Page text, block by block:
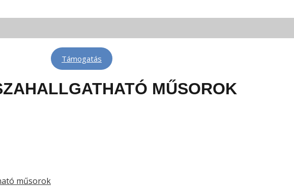
90,5 | Komárom: FM 88,3 | Telkibánya: FM 100,6 | Léva: FM 100,6 | Rimaszombat: FM 102,4
műsorok
Támogatás
MŰSOROK